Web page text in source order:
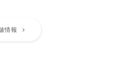
情報